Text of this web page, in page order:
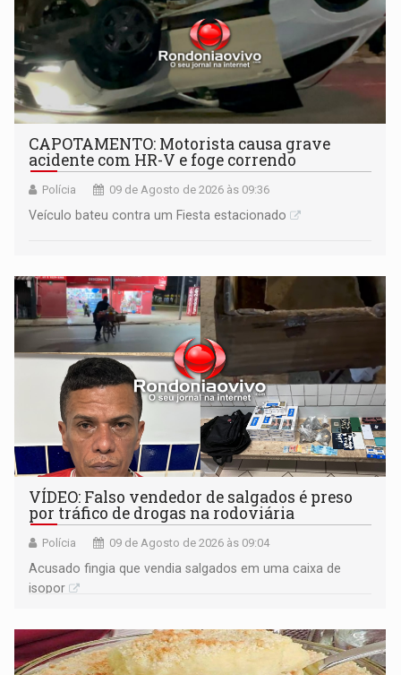
CAPOTAMENTO: Motorista causa grave
acidente com HR-V e foge correndo
Polícia 09 de Agosto de 2026 às 09:36
Veículo bateu contra um Fiesta estacionado
VÍDEO: Falso vendedor de salgados é preso
por tráfico de drogas na rodoviária
Polícia 09 de Agosto de 2026 às 09:04
Acusado fingia que vendia salgados em uma caixa de
isopor